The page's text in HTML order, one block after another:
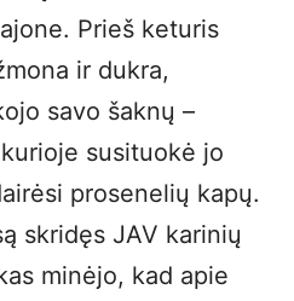
Prieš keturis
ir dukra,
savo šaknų –
susituokė jo
prosenelių kapų.
skridęs JAV karinių
minėjo, kad apie